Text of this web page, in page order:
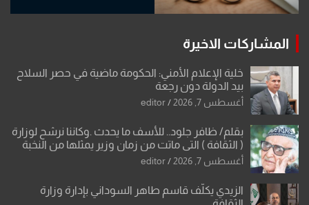
المشاركات الاخيرة
خلية الإعلام الأمني: الحكومة ماضية في حصر السلاح
بيد الدولة دون رجعة
أغسطس 7, 2026 editor
بقلم/ ظافر جلود.. للأسف ما يحدث .وكاننا نرشح لوزارة
( الثقافة ) التي ماتت من زمان وزير يمثلها من النخبة
والإرث العظيم للثقافة العراقية..
أغسطس 7, 2026 editor
الزيدي يكلّف قاسم طاهر السوداني بإدارة وزارة